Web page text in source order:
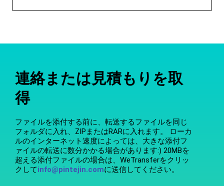
連絡または見積もりを取
得
ファイルを添付する前に、転送するファイルを同じ
フォルダに入れ、ZIPまたはRARに入れます。 ローカ
ルのインターネット速度によっては、大きな添付フ
ァイルの転送に数分かかる場合があります:) 20MBを
超える添付ファイルの場合は、WeTransferをクリッ
クしてinfo@pintejin.comに送信してください。